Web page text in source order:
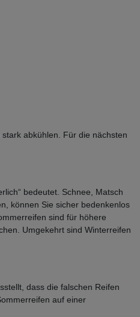
abkühlen. Für die nächsten
bedeutet. Schnee, Matsch
können Sie sicher bedenkenlos
sind für höhere
Umgekehrt sind Winterreifen
dass die falschen Reifen
auf einer